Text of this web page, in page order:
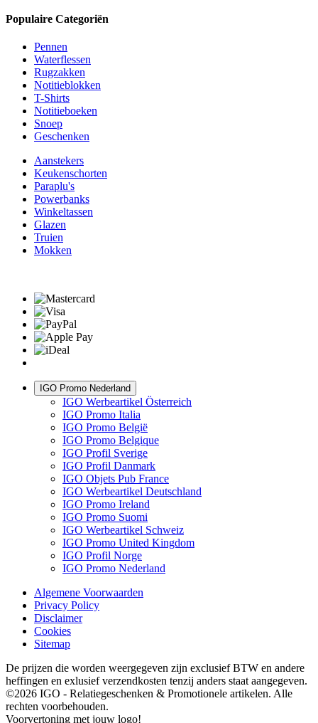
Populaire Categoriën
Pennen
Waterflessen
Rugzakken
Notitieblokken
T-Shirts
Notitieboeken
Snoep
Geschenken
Aanstekers
Keukenschorten
Paraplu's
Powerbanks
Winkeltassen
Glazen
Truien
Mokken
IGO Promo Nederland
IGO Werbeartikel Österreich
IGO Promo Italia
IGO Promo België
IGO Promo Belgique
IGO Profil Sverige
IGO Profil Danmark
IGO Objets Pub France
IGO Werbeartikel Deutschland
IGO Promo Ireland
IGO Promo Suomi
IGO Werbeartikel Schweiz
IGO Promo United Kingdom
IGO Profil Norge
IGO Promo Nederland
Algemene Voorwaarden
Privacy Policy
Disclaimer
Cookies
Sitemap
De prijzen die worden weergegeven zijn exclusief BTW en andere
heffingen en exlusief verzendkosten tenzij anders staat aangegeven.
©2026 IGO - Relatiegeschenken & Promotionele artikelen. Alle
rechten voorbehouden.
Voorvertoning met jouw logo!